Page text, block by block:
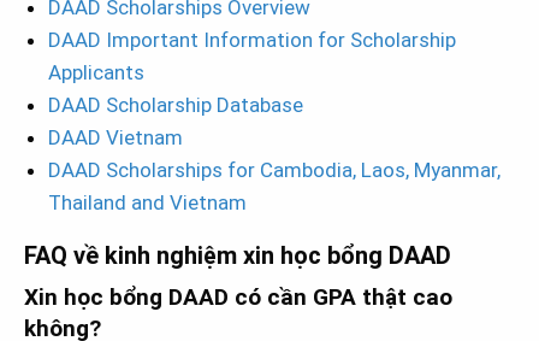
DAAD Scholarships Overview
DAAD Important Information for Scholarship
Applicants
DAAD Scholarship Database
DAAD Vietnam
DAAD Scholarships for Cambodia, Laos, Myanmar,
Thailand and Vietnam
FAQ về kinh nghiệm xin học bổng DAAD
Xin học bổng DAAD có cần GPA thật cao
không?